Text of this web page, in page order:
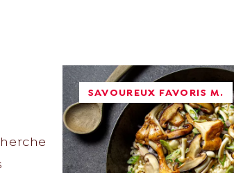
SAVOUREUX FAVORIS M.